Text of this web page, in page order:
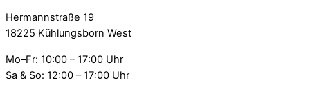
Hermannstraße 19
18225 Kühlungsborn West
Mo–Fr: 10:00 – 17:00 Uhr
Sa & So: 12:00 – 17:00 Uhr